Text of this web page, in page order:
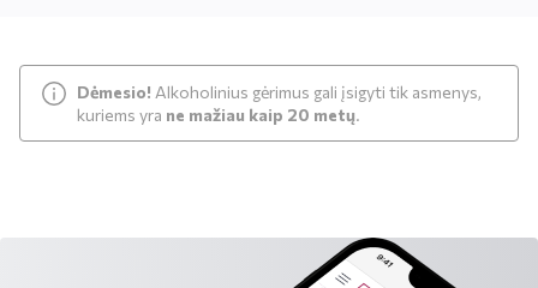
Dėmesio! Alkoholinius gėrimus gali įsigyti tik asmenys,
kuriems yra ne mažiau kaip 20 metų.